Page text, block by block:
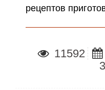
рецептов
11592